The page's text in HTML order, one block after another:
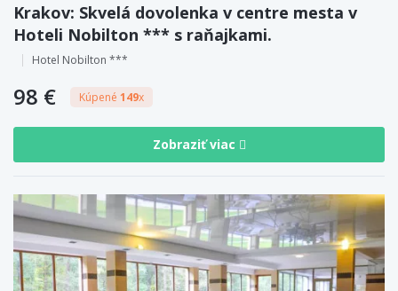
Krakov: Skvelá dovolenka v centre mesta v
Hoteli Nobilton *** s raňajkami.
Hotel Nobilton ***
98 € Kúpené 149x
Zobraziť viac